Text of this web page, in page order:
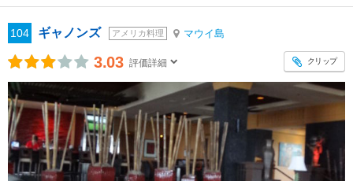
104 ギャノンズ アメリカ料理 マウイ島
3.03 評価詳細 クリップ